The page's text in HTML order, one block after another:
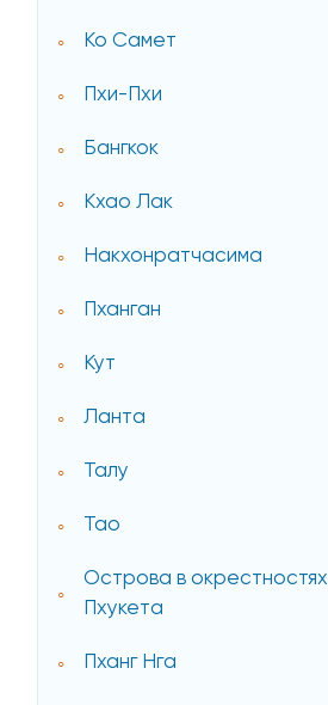
Ко Самет
Пхи-Пхи
Бангкок
Кхао Лак
Накхонратчасима
Пханган
Кут
Ланта
Талу
Тао
Острова в окрестностях
Пхукета
Пханг Нга